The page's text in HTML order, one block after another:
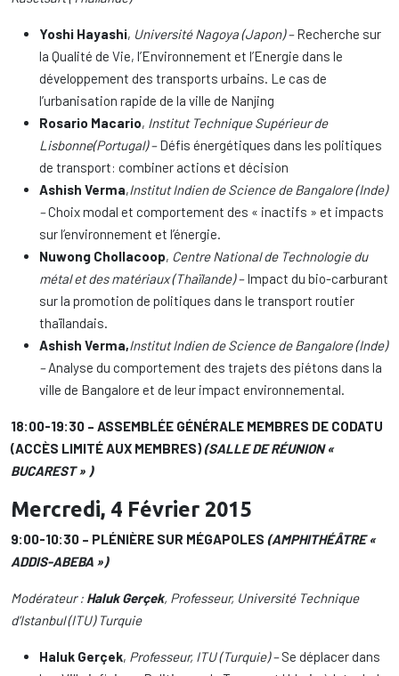
Yoshi Hayashi, Université Nagoya (Japon) –Recherche sur
la Qualité de Vie, l’Environnement et l’Energie dans le
développement des transports urbains. Le cas de
l’urbanisation rapide de la ville de Nanjing
Rosario Macario, Institut Technique Supérieur de
Lisbonne(Portugal) –Défis énergétiques dans les politiques
de transport: combiner actions et décision
Ashish Verma,Institut Indien de Science de Bangalore (Inde)
–Choix modal et comportement des « inactifs » et impacts
sur l’environnement et l’énergie.
Nuwong Chollacoop, Centre National de Technologie du
métal et des matériaux (Thaïlande) –Impact du bio-carburant
sur la promotion de politiques dans le transport routier
thaïlandais.
Ashish Verma,Institut Indien de Science de Bangalore (Inde)
–Analyse du comportement des trajets des piétons dans la
ville de Bangalore et de leur impact environnemental.
18:00-19:30 – ASSEMBLÉE GÉNÉRALE MEMBRES DE CODATU
(ACCÈS LIMITÉ AUX MEMBRES)(SALLE DE RÉUNION «
BUCAREST » )
Mercredi, 4 Février 2015
9:00-10:30 – PLÉNIÈRE SUR MÉGAPOLES (AMPHITHÉÂTRE «
ADDIS-ABEBA »)
Modérateur : Haluk Gerçek, Professeur, Université Technique
d’Istanbul (ITU) Turquie
Haluk Gerçek, Professeur, ITU (Turquie) –Se déplacer dans